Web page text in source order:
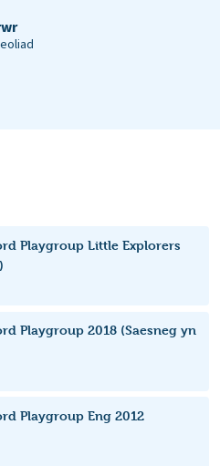
Playgroup Little Explorers
Playgroup 2018 (Saesneg yn
Playgroup Eng 2012